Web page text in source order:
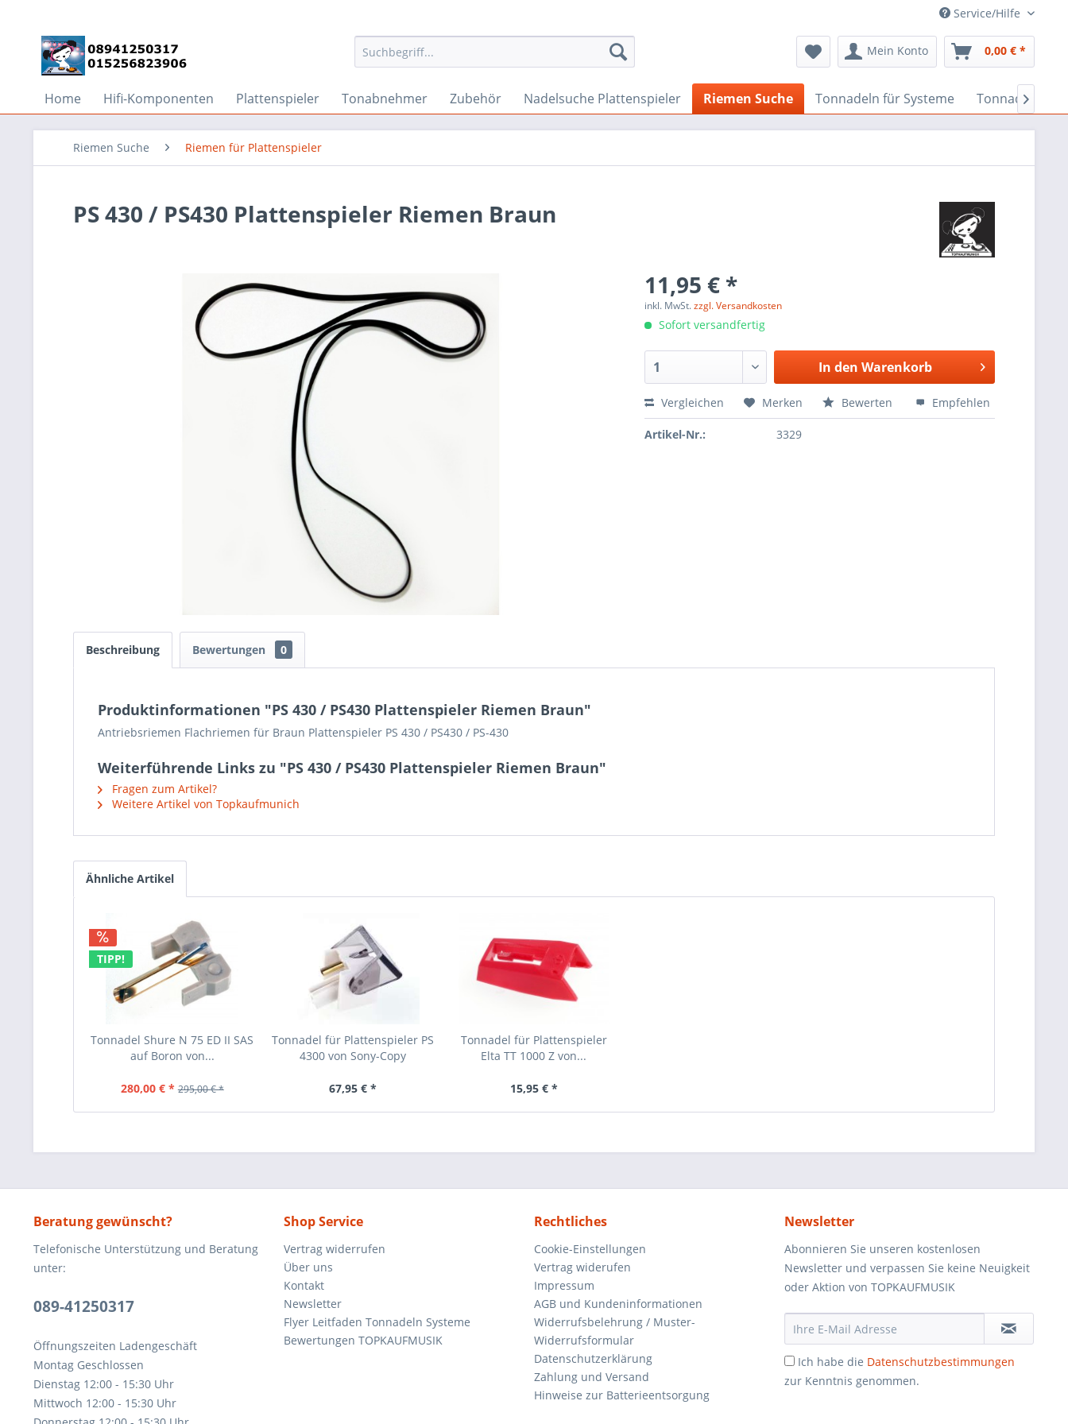
Service/Hilfe
Mein Konto 0,00 € *
Home Hifi-Komponenten Plattenspieler Tonabnehmer Zubehör Nadelsuche Plattenspieler Riemen Suche Tonnadeln für Systeme Tonnadeln

Riemen Suche Riemen für Plattenspieler
PS 430 / PS430 Plattenspieler Riemen Braun
11,95 € *
inkl. MwSt.zzgl. Versandkosten
Sofort versandfertig
In den Warenkorb
Vergleichen Merken Bewerten Empfehlen
Artikel-Nr.: 3329
Beschreibung Bewertungen 0
Produktinformationen "PS 430 / PS430 Plattenspieler Riemen Braun"
Antriebsriemen Flachriemen für Braun Plattenspieler PS 430 / PS430 / PS-430
Weiterführende Links zu "PS 430 / PS430 Plattenspieler Riemen Braun"
Fragen zum Artikel?
Weitere Artikel von Topkaufmunich
Ähnliche Artikel
TIPP!
Tonnadel Shure N 75 ED II SAS
auf Boron von...
280,00 € * 295,00 € *
Tonnadel für Plattenspieler PS
4300 von Sony-Copy
67,95 € *
Tonnadel für Plattenspieler
Elta TT 1000 Z von...
15,95 € *
Beratung gewünscht?
Telefonische Unterstützung und Beratung
unter:
089-41250317
Öffnungszeiten Ladengeschäft
Montag Geschlossen
Dienstag 12:00 - 15:30 Uhr
Mittwoch 12:00 - 15:30 Uhr
Shop Service
Vertrag widerrufen
Über uns
Kontakt
Newsletter
Flyer Leitfaden Tonnadeln Systeme
Bewertungen TOPKAUFMUSIK
Rechtliches
Cookie-Einstellungen
Vertrag widerufen
Impressum
AGB und Kundeninformationen
Widerrufsbelehrung / Muster-
Widerrufsformular
Datenschutzerklärung
Zahlung und Versand
Hinweise zur Batterieentsorgung
Newsletter
Abonnieren Sie unseren kostenlosen
Newsletter und verpassen Sie keine Neuigkeit
oder Aktion von TOPKAUFMUSIK
Ich habe die Datenschutzbestimmungen
zur Kenntnis genommen.